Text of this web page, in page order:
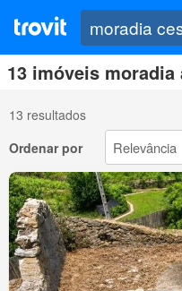
13 imóveis moradia
13 resultados
Ordenar por